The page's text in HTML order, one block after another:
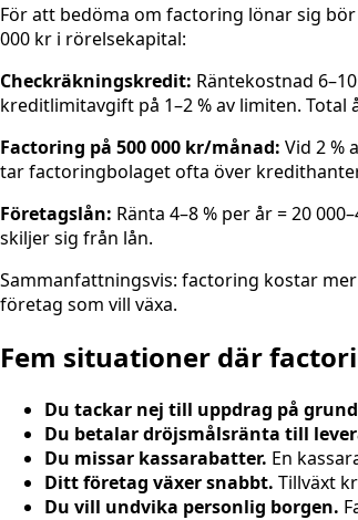
För att bedöma om factoring lönar sig
000 kr i rörelsekapital:
Checkräkningskredit: Räntekostnad
kreditlimitavgift på 1–2 % av limiten. Total
Factoring på 500 000 kr/månad: Vid 2 %
tar factoringbolaget ofta över
Företagslån: Ränta 4–8 % per år = 20
skiljer sig från lån.
Sammanfattningsvis: factoring kostar
företag som vill växa.
Fem situationer där
Du tackar nej till uppdrag på
Du betalar dröjsmålsränta till
Du missar kassarabatter. En
Ditt företag växer snabbt. Tillväxt
Du vill undvika personlig borgen.